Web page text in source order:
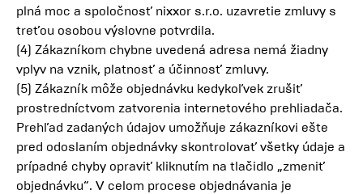
plná moc a spoločnosť nixxor s.r.o. uzavretie zmluvy s
treťou osobou výslovne potvrdila.
(4) Zákazníkom chybne uvedená adresa nemá žiadny
vplyv na vznik, platnosť a účinnosť zmluvy.
(5) Zákazník môže objednávku kedykoľvek zrušiť
prostredníctvom zatvorenia internetového prehliadača.
Prehľad zadaných údajov umožňuje zákazníkovi ešte
pred odoslaním objednávky skontrolovať všetky údaje a
prípadné chyby opraviť kliknutím na tlačidlo „zmeniť
objednávku“. V celom procese objednávania je